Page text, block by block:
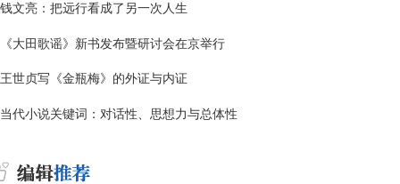
钱文亮：把远行看成了另一次人生
《大田歌谣》新书发布暨研讨会在京举行
王世贞写《金瓶梅》的外证与内证
当代小说关键词：对话性、思想力与总体性